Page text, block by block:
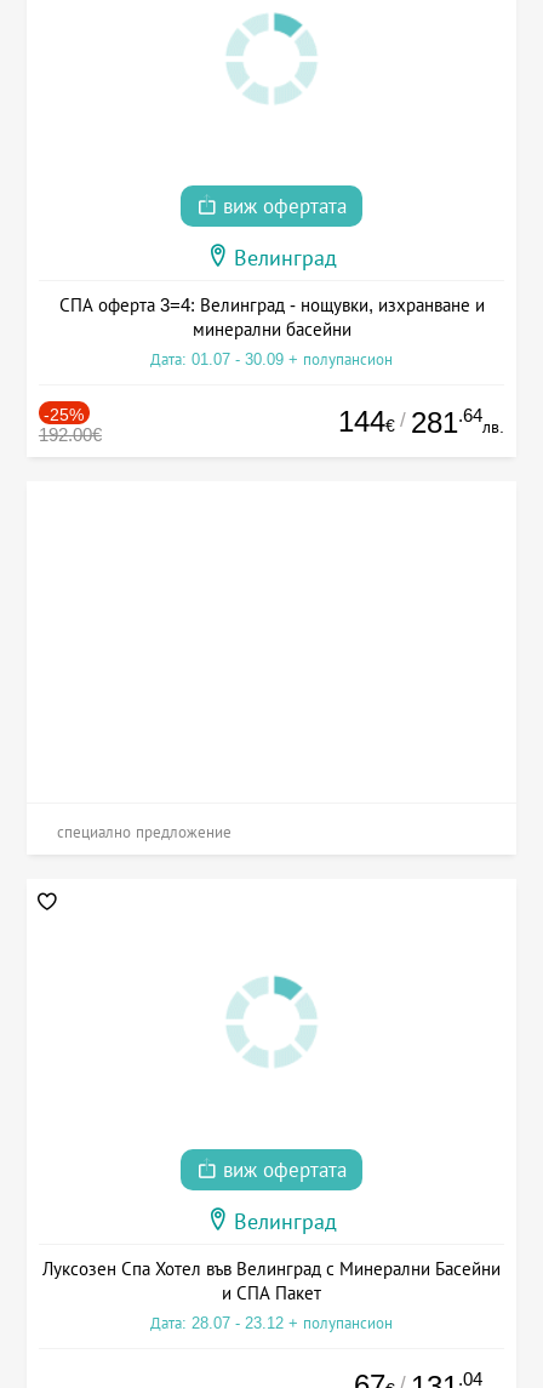
виж офертата
Велинград
СПА оферта 3=4: Велинград - нощувки, изхранване и
минерални басейни
Дата: 01.07 - 30.09 + полупансион
-25%
192.00€ 144€ / 281.64
лв.
специално предложение
виж офертата
Велинград
Луксозен Спа Хотел във Велинград с Минерални Басейни
и СПА Пакет
Дата: 28.07 - 23.12 + полупансион
.04